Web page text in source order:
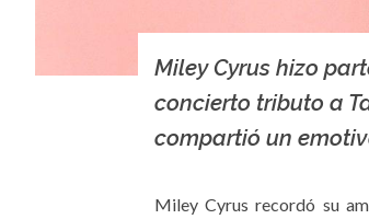
Miley Cyrus hizo
concierto tributo a
compartió un
Miley Cyrus recordó su